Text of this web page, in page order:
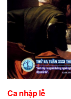
Ca nhập lễ